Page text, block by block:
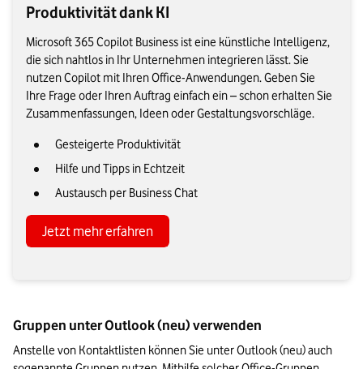
Produktivität dank KI
Microsoft 365 Copilot Business ist eine künstliche Intelligenz,
die sich nahtlos in Ihr Unternehmen integrieren lässt. Sie
nutzen Copilot mit Ihren Office-Anwendungen. Geben Sie
Ihre Frage oder Ihren Auftrag einfach ein – schon erhalten Sie
Zusammenfassungen, Ideen oder Gestaltungsvorschläge.
Gesteigerte Produktivität
Hilfe und Tipps in Echtzeit
Austausch per Business Chat
Jetzt mehr erfahren
Gruppen unter Outlook (neu) verwenden
Anstelle von Kontaktlisten können Sie unter Outlook (neu) auch